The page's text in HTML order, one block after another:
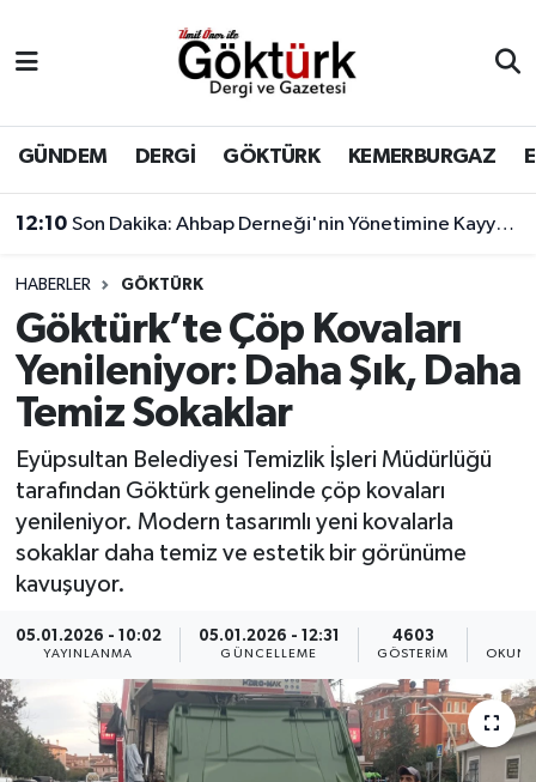
GÜNDEM DERGİ GÖKTÜRK KEMERBURGAZ
12:10 Son Dakika: Ahbap Derneği'nin Yönetimine Kayyum Atandı
HABERLER GÖKTÜRK
Göktürk’te Çöp Kovaları
Yenileniyor: Daha Şık, Daha
Temiz Sokaklar
Eyüpsultan Belediyesi Temizlik İşleri Müdürlüğü
tarafından Göktürk genelinde çöp kovaları
yenileniyor. Modern tasarımlı yeni kovalarla
sokaklar daha temiz ve estetik bir görünüme
kavuşuyor.
05.01.2026 - 10:02
YAYINLANMA
05.01.2026 - 12:31
GÜNCELLEME
4603
GÖSTERIM
BİLİM
DERGİ
DÜNYA
EĞİTİM
EKONOMİ
GÖKTÜRK
GÜNDEM
KEMERBURGAZ
KÜLTÜR - SANAT
MAGAZİN
ÖZEL HABER
Eyüpsultan Hava Durumu
Eyüpsultan Trafik Yoğunluk Haritası
Süper Lig Puan Durumu ve Fikstür
Tüm Manşetler
Son Dakika Haberleri
Haber Arşivi